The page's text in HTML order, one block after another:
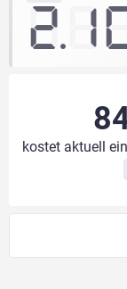
kostet aktuell